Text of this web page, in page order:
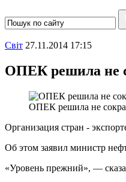
Свiт 27.11.2014 17:15
ОПЕК решила не
ОПЕК решила не
Организация стран -
Об этом заявил министр
«Уровень прежний», —